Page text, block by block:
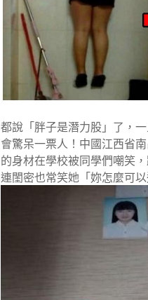
都說「胖子是潛力股」了，
會驚呆一票人！中國江西省
的身材在學校被同學們嘲笑
連閨密也常笑她「妳怎麼可以